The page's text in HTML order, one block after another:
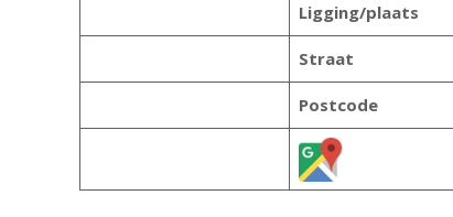
Ligging/plaats
Straat
Postcode